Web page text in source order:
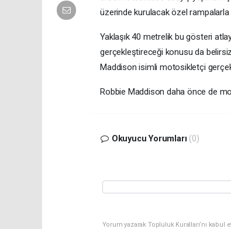
üzerinde kurulacak özel
Yaklaşık 40 metrelik bu gösteri
gerçekleştireceği konusu da
Maddison isimli motosikletçi
Robbie Maddison daha önce de
Okuyucu Yorumları (0)
Yorum yazarak Topluluk Kuralları’nı